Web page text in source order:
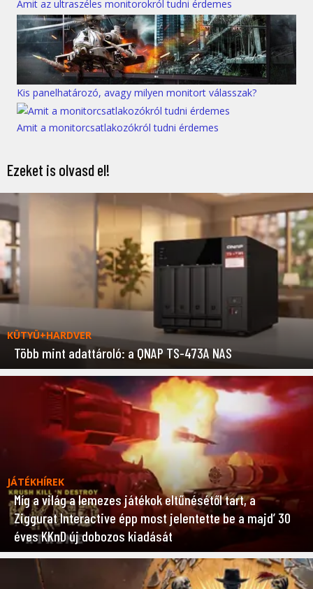
Amit az ultraszéles monitorokról tudni érdemes
Kis panelhatározó, avagy milyen monitort válasszak?
Amit a monitorcsatlakozókról tudni érdemes
Ezeket is olvasd el!
KÜTYÜ+HARDVER
Több mint adattároló: a QNAP TS-473A NAS
JÁTÉKHÍREK
Míg a világ a lemezes játékok eltűnésétől tart, a
Ziggurat Interactive épp most jelentette be a majd’ 30
éves KKnD új dobozos kiadását